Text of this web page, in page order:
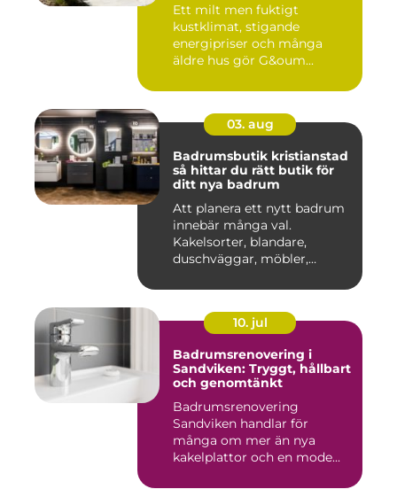
Ett milt men fuktigt
kustklimat, stigande
energipriser och många
äldre hus gör G&oum...
03. aug
Badrumsbutik kristianstad
så hittar du rätt butik för
ditt nya badrum
Att planera ett nytt badrum
innebär många val.
Kakelsorter, blandare,
duschväggar, möbler,
10. jul
Badrumsrenovering i
Sandviken: Tryggt, hållbart
och genomtänkt
Badrumsrenovering
Sandviken handlar för
många om mer än nya
kakelplattor och en mode...